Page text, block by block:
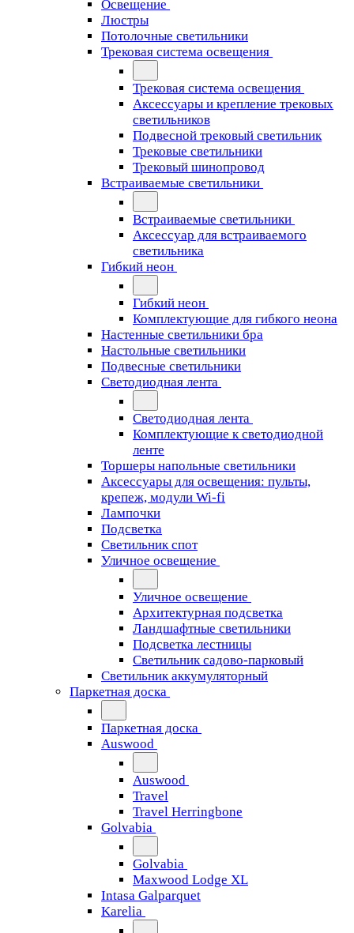
Освещение
Люстры
Потолочные светильники
Трековая система освещения
Трековая система освещения
Аксессуары и крепление трековых
светильников
Подвесной трековый светильник
Трековые светильники
Трековый шинопровод
Встраиваемые светильники
Встраиваемые светильники
Аксессуар для встраиваемого
светильника
Гибкий неон
Гибкий неон
Комплектующие для гибкого неона
Настенные светильники бра
Настольные светильники
Подвесные светильники
Светодиодная лента
Светодиодная лента
Комплектующие к светодиодной
ленте
Торшеры напольные светильники
Аксессуары для освещения: пульты,
крепеж, модули Wi-fi
Лампочки
Подсветка
Светильник спот
Уличное освещение
Уличное освещение
Архитектурная подсветка
Ландшафтные светильники
Подсветка лестницы
Светильник садово-парковый
Светильник аккумуляторный
Паркетная доска
Паркетная доска
Auswood
Auswood
Travel
Travel Herringbone
Golvabia
Golvabia
Maxwood Lodge XL
Intasa Galparquet
Karelia